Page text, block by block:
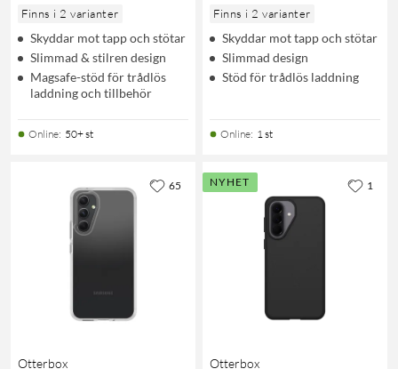
Finns i 2 varianter
Skyddar mot tapp och stötar
Slimmad & stilren design
Magsafe-stöd för trådlös
laddning och tillbehör
Online: 50+ st
Finns i 2 varianter
Skyddar mot tapp och stötar
Slimmad design
Stöd för trådlös laddning
Online: 1 st
Otterbox
65 NYHET
Otterbox
1